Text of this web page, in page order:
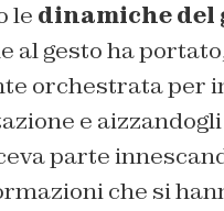
le dinamiche del
al gesto ha
orchestrata per
e
parte
che si